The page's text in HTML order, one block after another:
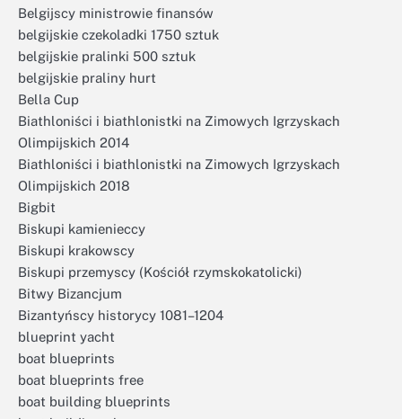
Belgijscy ministrowie finansów
belgijskie czekoladki 1750 sztuk
belgijskie pralinki 500 sztuk
belgijskie praliny hurt
Bella Cup
Biathloniści i biathlonistki na Zimowych Igrzyskach
Olimpijskich 2014
Biathloniści i biathlonistki na Zimowych Igrzyskach
Olimpijskich 2018
Bigbit
Biskupi kamienieccy
Biskupi krakowscy
Biskupi przemyscy (Kościół rzymskokatolicki)
Bitwy Bizancjum
Bizantyńscy historycy 1081–1204
blueprint yacht
boat blueprints
boat blueprints free
boat building blueprints